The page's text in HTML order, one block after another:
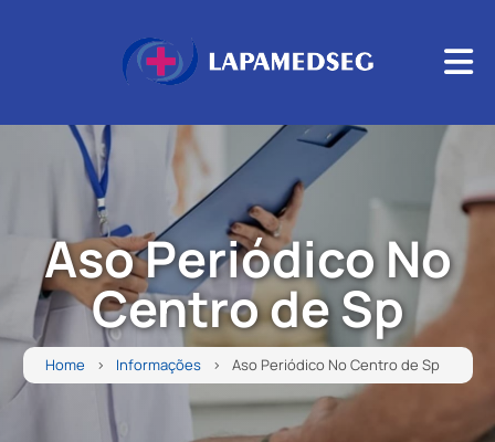
Aso Periódico No
Centro de Sp
Home Informações Aso Periódico No Centro de Sp